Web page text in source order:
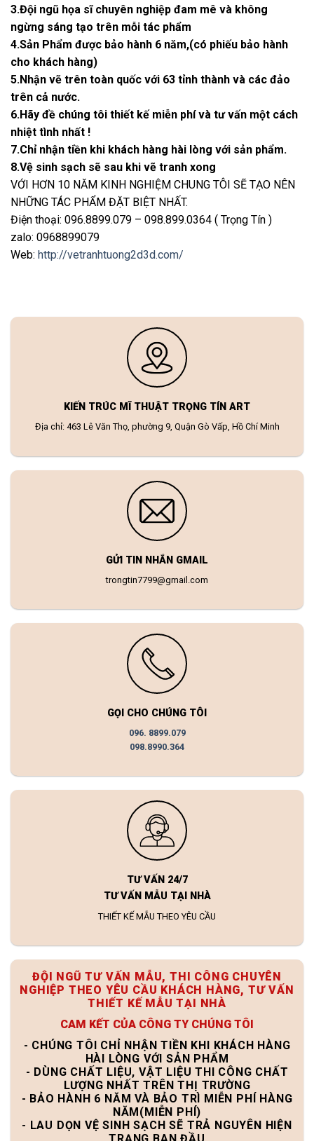
3.Đội ngũ họa sĩ chuyên nghiệp đam mê và không
ngừng sáng tạo trên mỗi tác phẩm
4.Sản Phẩm được bảo hành 6 năm,(có phiếu bảo hành
cho khách hàng)
5.Nhận vẽ trên toàn quốc với 63 tỉnh thành và các đảo
trên cả nước.
6.Hãy đề chúng tôi thiết kế miễn phí và tư vấn một cách
nhiệt tình nhất !
7.Chỉ nhận tiền khi khách hàng hài lòng với sản phẩm.
8.Vệ sinh sạch sẽ sau khi vẽ tranh xong
VỚI HƠN 10 NĂM KINH NGHIỆM CHUNG TÔI SẼ TẠO NÊN
NHỮNG TÁC PHẨM ĐẶT BIỆT NHẤT.
Điện thoại: 096.8899.079 – 098.899.0364 ( Trọng Tín )
zalo: 0968899079
Web: http://vetranhtuong2d3d.com/
KIẾN TRÚC MĨ THUẬT TRỌNG TÍN ART
Địa chỉ: 463 Lê Văn Thọ, phường 9, Quận Gò Vấp, Hồ Chí Minh
GỬI TIN NHẮN GMAIL
trongtin7799@gmail.com
GỌI CHO CHÚNG TÔI
096. 8899.079
098.8990.364
TƯ VẤN 24/7
TƯ VẤN MẪU TẠI NHÀ
THIẾT KẾ MẪU THEO YÊU CẦU
ĐỘI NGŨ TƯ VẤN MẪU, THI CÔNG CHUYÊN
NGHIỆP THEO YÊU CẦU KHÁCH HÀNG, TƯ VẤN
THIẾT KẾ MẪU TẠI NHÀ
CAM KẾT CỦA CÔNG TY CHÚNG TÔI
- CHÚNG TÔI CHỈ NHẬN TIỀN KHI KHÁCH HÀNG
HÀI LÒNG VỚI SẢN PHẨM
- DÙNG CHẤT LIỆU, VẬT LIỆU THI CÔNG CHẤT
LƯỢNG NHẤT TRÊN THỊ TRƯỜNG
- BẢO HÀNH 6 NĂM VÀ BẢO TRÌ MIỄN PHÍ HÀNG
NĂM(MIỄN PHÍ)
- LAU DỌN VỆ SINH SẠCH SẼ TRẢ NGUYÊN HIỆN